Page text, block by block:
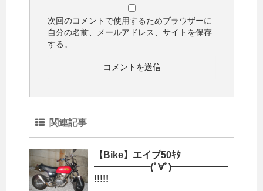
次回のコメントで使用するためブラウザーに
自分の名前、メールアドレス、サイトを保存
する。
関連記事
【Bike】エイプ50ｷﾀ
━━━━━━(ﾟ∀ﾟ)━━━━━━
!!!!!